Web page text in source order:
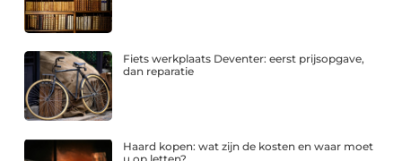
Fiets werkplaats Deventer: eerst prijsopgave,
dan reparatie
Haard kopen: wat zijn de kosten en waar moet